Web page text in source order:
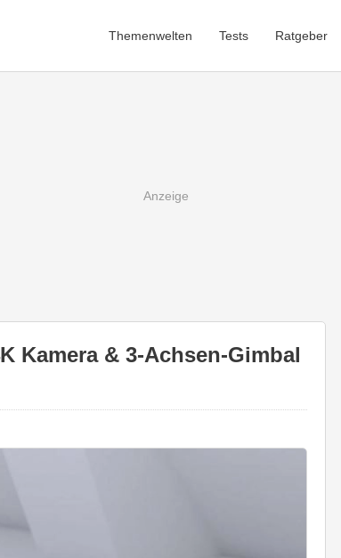
Themenwelten Tests Ratgeber
Kamera & 3-Achsen-Gimbal